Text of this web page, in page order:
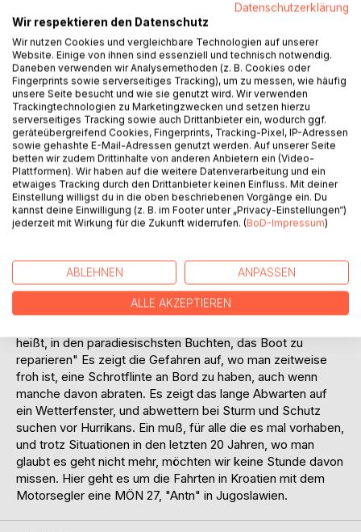
Ein Einblick in die Zeit meines Beginns in der
Jugoslawischen Adria und wie sich die Zeiten verändert
haben, aber auch da schon genug Probleme mit Boot und
Crew waren, obwohl zu diesen Zeiten 1982 und 1983 die
Freiheit noch besser war als später mit den Segelbooten
und meinem Segelclub Ankh. Wo ich eine Zeit und Leben
auf einem Boot anstrebte und unter der Key of life Flagge
Erfahrung machte, unter der ich dann Jahrzehnte auch in
der Karibik fuhr und mein Leben verwirklichen konnte!
Ein muß für alle die wissen wollen was es heißt ein Boot
jedes Jahr für die Saison und für den Clubbetrieb her zu
richten.
Für diejenigen, die vor haben einmal das Fahrtensegeln
ungeschminkte Wahrheit über das Leben auf einem
Segelboot und all die Probleme die auftauchen können,
auch wenn man vorher glaubt, alles bedacht zu haben. Es
geht um das "Blauwassersegeln" und zeigt die Dinge auf,
heißt, in den paradiesischsten Buchten, das Boot zu
reparieren" Es zeigt die Gefahren auf, wo man zeitweise
froh ist, eine Schrotflinte an Bord zu haben, auch wenn
manche davon abraten. Es zeigt das lange Abwarten auf
ein Wetterfenster, und abwettern bei Sturm und Schutz
suchen vor Hurrikans. Ein muß, für alle die es mal vorhaben,
und trotz Situationen in den letzten 20 Jahren, wo man
glaubt es geht nicht mehr, möchten wir keine Stunde davon
missen. Hier geht es um die Fahrten in Kroatien mit dem
Motorsegler eine MÖN 27, "Antn" in Jugoslawien.
Datenschutzerklärung
Wir respektieren den Datenschutz
Wir nutzen Cookies und vergleichbare Technologien auf unserer
Website. Einige von ihnen sind essenziell und technisch notwendig.
Daneben verwenden wir Analysemethoden (z. B. Cookies oder
Fingerprints sowie serverseitiges Tracking), um zu messen, wie häufig
unsere Seite besucht und wie sie genutzt wird. Wir verwenden
Trackingtechnologien zu Marketingzwecken und setzen hierzu
serverseitiges Tracking sowie auch Drittanbieter ein, wodurch ggf.
geräteübergreifend Cookies, Fingerprints, Tracking-Pixel, IP-Adressen
sowie gehashte E-Mail-Adressen genutzt werden. Auf unserer Seite
betten wir zudem Drittinhalte von anderen Anbietern ein (Video-
Plattformen). Wir haben auf die weitere Datenverarbeitung und ein
etwaiges Tracking durch den Drittanbieter keinen Einfluss. Mit deiner
Einstellung willigst du in die oben beschriebenen Vorgänge ein. Du
kannst deine Einwilligung (z. B. im Footer unter „Privacy-Einstellungen“)
jederzeit mit Wirkung für die Zukunft widerrufen. (BoD-Impressum)
ABLEHNEN ANPASSEN
ALLE AKZEPTIEREN